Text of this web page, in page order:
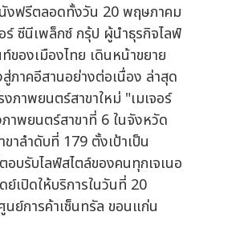
งฟรีตลอดทั้งวัน 20 พฤษภาคม
ร์ ซีนีเพล็กซ์ กรุ้ป ผู้นำธุรกิจไลฟ์
ของเมืองไทย เดินหน้าขยาย
ภาคอีสานอย่างต่อเนื่อง ล่าสุด
งภาพยนตร์สาขาใหม่ "เมเจอร์
าพยนตร์สาขาที่ 6 ในจังหวัด
าลำดับที่ 179 ตั้งเป้าเป็น
บรับไลฟ์สไตล์ของคนทุกเจเนอ
ย์เปิดให้บริการในวันที่ 20
ย์การค้าเซ็นทรัล ขอนแก่น